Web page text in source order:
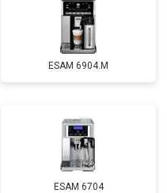
ESAM 6904.M
ESAM 6704